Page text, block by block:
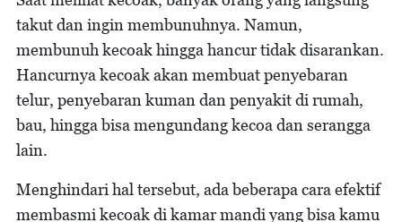
takut dan ingin membunuhnya. Namun,
membunuh kecoak hingga hancur tidak disarankan.
Hancurnya kecoak akan membuat penyebaran
telur, penyebaran kuman dan penyakit di rumah,
bau, hingga bisa mengundang kecoa dan serangga
lain.
Menghindari hal tersebut, ada beberapa cara efektif
membasmi kecoak di kamar mandi yang bisa kamu